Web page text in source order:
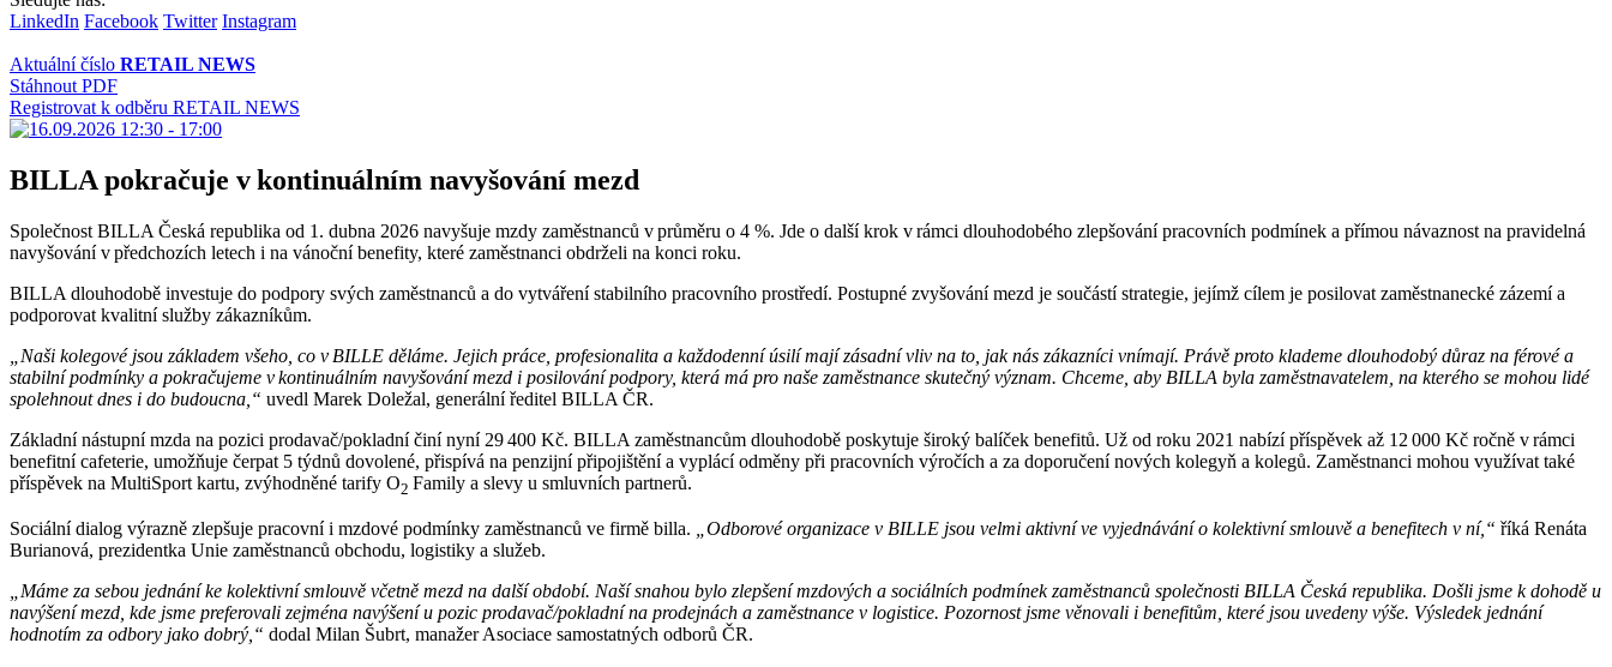
LinkedIn Facebook Twitter Instagram
Aktuální číslo RETAIL NEWS
Stáhnout PDF
Registrovat k odběru RETAIL NEWS
BILLA pokračuje v kontinuálním navyšování mezd
Společnost BILLA Česká republika od 1. dubna 2026 navyšuje mzdy zaměstnanců v průměru o 4 %. Jde o další krok v rámci dlouhodobého zlepšování pracovních podmínek a přímou návaznost na pravidelná
navyšování v předchozích letech i na vánoční benefity, které zaměstnanci obdrželi na konci roku.
BILLA dlouhodobě investuje do podpory svých zaměstnanců a do vytváření stabilního pracovního prostředí. Postupné zvyšování mezd je součástí strategie, jejímž cílem je posilovat zaměstnanecké zázemí a
podporovat kvalitní služby zákazníkům.
„Naši kolegové jsou základem všeho, co v BILLE děláme. Jejich práce, profesionalita a každodenní úsilí mají zásadní vliv na to, jak nás zákazníci vnímají. Právě proto klademe dlouhodobý důraz na férové a
stabilní podmínky a pokračujeme v kontinuálním navyšování mezd i posilování podpory, která má pro naše zaměstnance skutečný význam. Chceme, aby BILLA byla zaměstnavatelem, na kterého se mohou lidé
spolehnout dnes i do budoucna,“ uvedl Marek Doležal, generální ředitel BILLA ČR.
Základní nástupní mzda na pozici prodavač/pokladní činí nyní 29 400 Kč. BILLA zaměstnancům dlouhodobě poskytuje široký balíček benefitů. Už od roku 2021 nabízí příspěvek až 12 000 Kč ročně v rámci
benefitní cafeterie, umožňuje čerpat 5 týdnů dovolené, přispívá na penzijní připojištění a vyplácí odměny při pracovních výročích a za doporučení nových kolegyň a kolegů. Zaměstnanci mohou využívat také
příspěvek na MultiSport kartu, zvýhodněné tarify O2 Family a slevy u smluvních partnerů.
Sociální dialog výrazně zlepšuje pracovní i mzdové podmínky zaměstnanců ve firmě billa. „Odborové organizace v BILLE jsou velmi aktivní ve vyjednávání o kolektivní smlouvě a benefitech v ní,“ říká Renáta
Burianová, prezidentka Unie zaměstnanců obchodu, logistiky a služeb.
„Máme za sebou jednání ke kolektivní smlouvě včetně mezd na další období. Naší snahou bylo zlepšení mzdových a sociálních podmínek zaměstnanců společnosti BILLA Česká republika. Došli jsme k dohodě u
navýšení mezd, kde jsme preferovali zejména navýšení u pozic prodavač/pokladní na prodejnách a zaměstnance v logistice. Pozornost jsme věnovali i benefitům, které jsou uvedeny výše. Výsledek jednání
hodnotím za odbory jako dobrý,“ dodal Milan Šubrt, manažer Asociace samostatných odborů ČR.